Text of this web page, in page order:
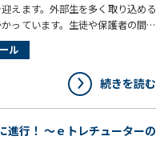
えます。外部生を多く取り込める
っています。生徒や保護者の間で
いれば、それが口コミとなり夏期
られます。では塾のイメージはど
。建物や料金、進学実績などさま
何と言っても影響が大きいのは、そ
今回は、学生講師の上手な活用法
ル
続きを読む
進行！ ～ｅトレチューターの